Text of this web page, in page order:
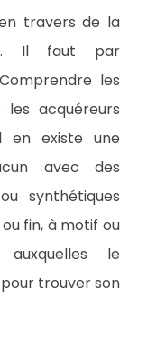
travers de la
Il faut par
les
les acquéreurs
en existe une
avec des
synthétiques
fin, à motif ou
le
trouver son